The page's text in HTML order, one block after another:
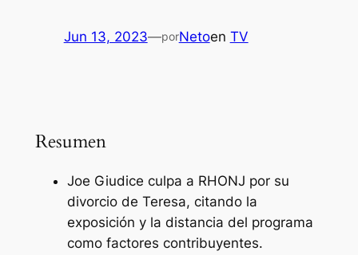
Jun 13, 2023—porNetoen TV
Resumen
Joe Giudice culpa a RHONJ por su
divorcio de Teresa, citando la
exposición y la distancia del programa
como factores contribuyentes.